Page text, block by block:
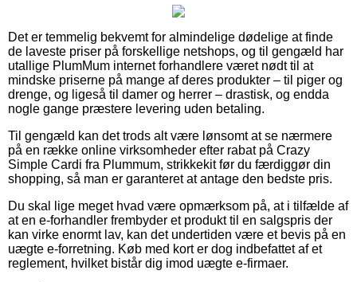
Det er temmelig bekvemt for almindelige dødelige at finde
de laveste priser på forskellige netshops, og til gengæld har
utallige PlumMum internet forhandlere været nødt til at
mindske priserne på mange af deres produkter – til piger og
drenge, og ligeså til damer og herrer – drastisk, og endda
nogle gange præstere levering uden betaling.
Til gengæld kan det trods alt være lønsomt at se nærmere
på en række online virksomheder efter rabat på Crazy
Simple Cardi fra Plummum, strikkekit før du færdiggør din
shopping, så man er garanteret at antage den bedste pris.
Du skal lige meget hvad være opmærksom på, at i tilfælde af
at en e-forhandler frembyder et produkt til en salgspris der
kan virke enormt lav, kan det undertiden være et bevis på en
uægte e-forretning. Køb med kort er dog indbefattet af et
reglement, hvilket bistår dig imod uægte e-firmaer.